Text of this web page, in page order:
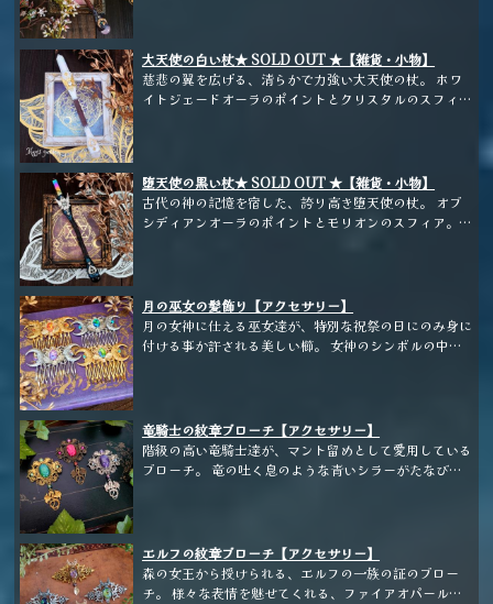
大天使の白い杖★ SOLD OUT ★【雑貨・小物】
慈悲の翼を広げる、清らかで力強い大天使の杖。 ホワ
イトジェードオーラのポイントとクリスタルのスフィ
堕天使の黒い杖★ SOLD OUT ★【雑貨・小物】
古代の神の記憶を宿した、誇り高き堕天使の杖。 オブ
シディアンオーラのポイントとモリオンのスフィア。
月の巫女の髪飾り【アクセサリー】
月の女神に仕える巫女達が、特別な祝祭の日にのみ身に
付ける事か許される美しい櫛。 女神のシンボルの中央
竜騎士の紋章ブローチ【アクセサリー】
階級の高い竜騎士達が、マント留めとして愛用している
ブローチ。 竜の吐く息のような青いシラーがたなび
エルフの紋章ブローチ【アクセサリー】
森の女王から授けられる、エルフの一族の証のブロー
チ。 様々な表情を魅せてくれる、ファイアオパールガ